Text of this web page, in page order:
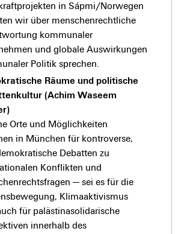
in Sápmi/Norwegen
wir über menschenrechtliche
kommunaler
und globale Auswirkungen
Politik sprechen.
Räume und politische
(Achim Waseem
Orte und Möglichkeiten
in München für kontroverse,
Debatten zu
Konflikten und
— sei es für die
Klimaaktivismus
für palästinasolidarische
innerhalb des